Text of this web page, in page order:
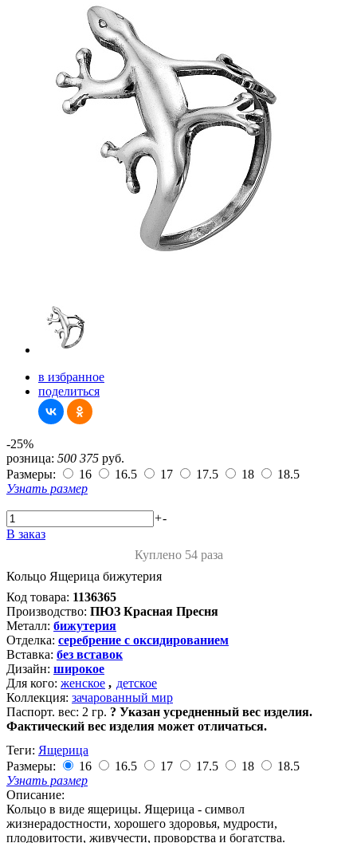
в избранное
поделиться
-25%
розница: 500 375 руб.
Размеры:
16 16.5 17 17.5 18
18.5
Узнать размер
+-
В заказ
Куплено 54 раза
Кольцо Ящерица бижутерия
Код товара: 1136365
Производство: ПЮЗ Красная Пресня
Металл: бижутерия
Отделка: серебрение с оксидированием
Вставка: без вставок
Дизайн: широкое
Для кого: женское , детское
Коллекция: зачарованный мир
Паспорт. вес: 2 гр. ? Указан усредненный вес изделия.
Фактический вес изделия может отличаться.
Теги: Ящерица
Размеры:
16 16.5 17 17.5 18
18.5
Узнать размер
Описание:
Кольцо в виде ящерицы. Ящерица - символ
жизнерадостности, хорошего здоровья, мудрости,
плодовитости, живучести, проворства и богатства.